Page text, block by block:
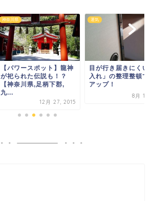
神奈川県
【パワースポット】龍神
が祀られた伝説も！？
【神奈川県,足柄下郡,
九...
12月 27, 2015
運気
目が行き届きにくい
入れ」の整理整頓で
アップ！
8月 16,